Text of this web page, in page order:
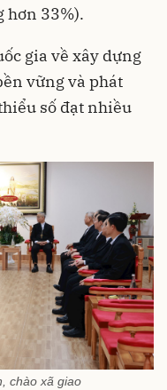
hơn 33%).
gia về xây dựng
vững và phát
số đạt nhiều
chào xã giao